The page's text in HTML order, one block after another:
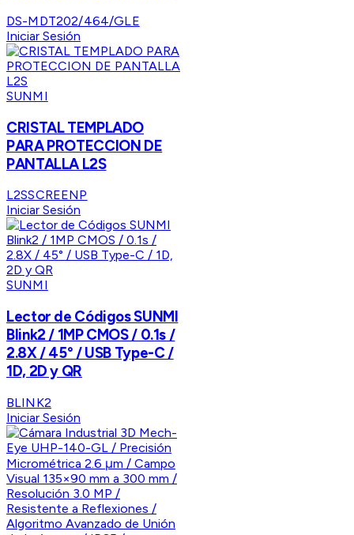
DS-MDT202/464/GLE
Iniciar Sesión
SUNMI
CRISTAL TEMPLADO
PARA PROTECCION DE
PANTALLA L2S
L2SSCREENP
Iniciar Sesión
SUNMI
Lector de Códigos SUNMI
Blink2 / 1MP CMOS / 0.1s /
2.8X / 45° / USB Type-C /
1D, 2D y QR
BLINK2
Iniciar Sesión